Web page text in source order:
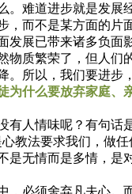
。难道进步就是发展
，而不是某方面的片
发展已带来诸多负面
物质繁荣了，但人们
。所以，我们要进步
为什么要放弃家庭、
人情味呢？有句话是
教法要求我们，做
是无情而是多情，是